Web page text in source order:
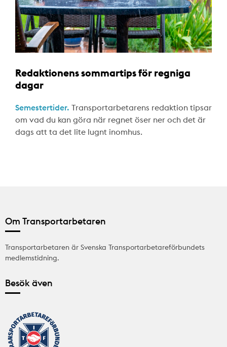
Redaktionens sommartips för regniga
dagar
Semestertider. Transportarbetarens redaktion tipsar
om vad du kan göra när regnet öser ner och det är
dags att ta det lite lugnt inomhus.
Om Transportarbetaren
Transportarbetaren är Svenska Transportarbetareförbundets
medlemstidning.
Besök även